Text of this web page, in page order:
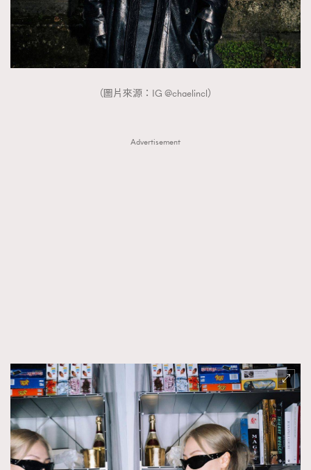
（圖片來源：IG @chaelincl）
Advertisement